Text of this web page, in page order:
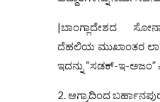
|ಬಾಂಗ್ಲಾದೇಶದ
ದೆಹಲಿಯ ಮುಖಾಂತರ
ಇದನ್ನು “ಸಡಕ್-ಇ-ಅಜಂ”
ಆಗ್ರಾದಿಂದ